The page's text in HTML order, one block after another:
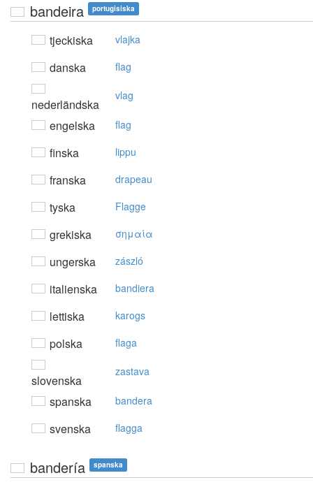
bandeira portugisiska
tjeckiska vlajka
danska flag
nederländska
vlag
engelska flag
finska lippu
franska drapeau
tyska Flagge
grekiska σημαία
ungerska zászló
italienska bandiera
lettiska karogs
polska flaga
slovenska
zastava
spanska bandera
svenska flagga
bandería spanska